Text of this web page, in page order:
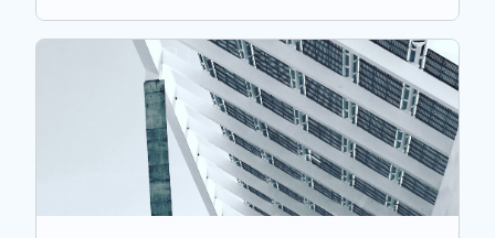
tarifs de l’électricité. Cette initiative est
particulièrement cruciale pour les logements
qualifiés de passoires thermiques, qui connaissent
d’importants […]